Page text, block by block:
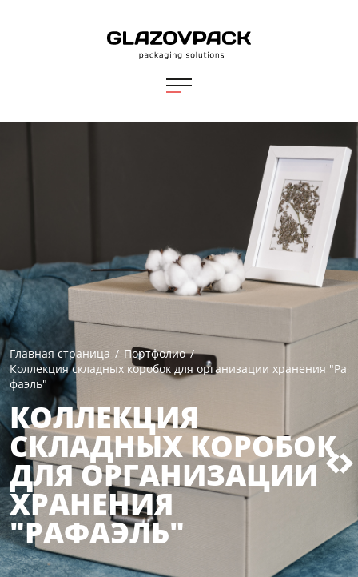
Главная страница / Портфолио /
Коллекция складных коробок для организации хранения "Ра
фаэль"
КОЛЛЕКЦИЯ
СКЛАДНЫХ КОРОБОК
ДЛЯ ОРГАНИЗАЦИИ
ХРАНЕНИЯ
"РАФАЭЛЬ"